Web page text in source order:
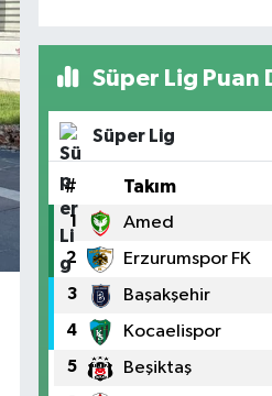
Süper Lig Puan
Süper Lig
# Takım
1 Amed
2 Erzurumspor FK
3 Başakşehir
4 Kocaelispor
5 Beşiktaş